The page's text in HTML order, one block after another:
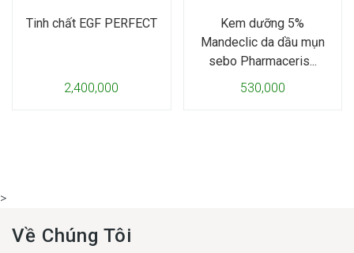
Tinh chất EGF PERFECT
2,400,000
Kem dưỡng 5%
Mandeclic da dầu mụn
sebo Pharmaceris...
530,000
>
Về Chúng Tôi